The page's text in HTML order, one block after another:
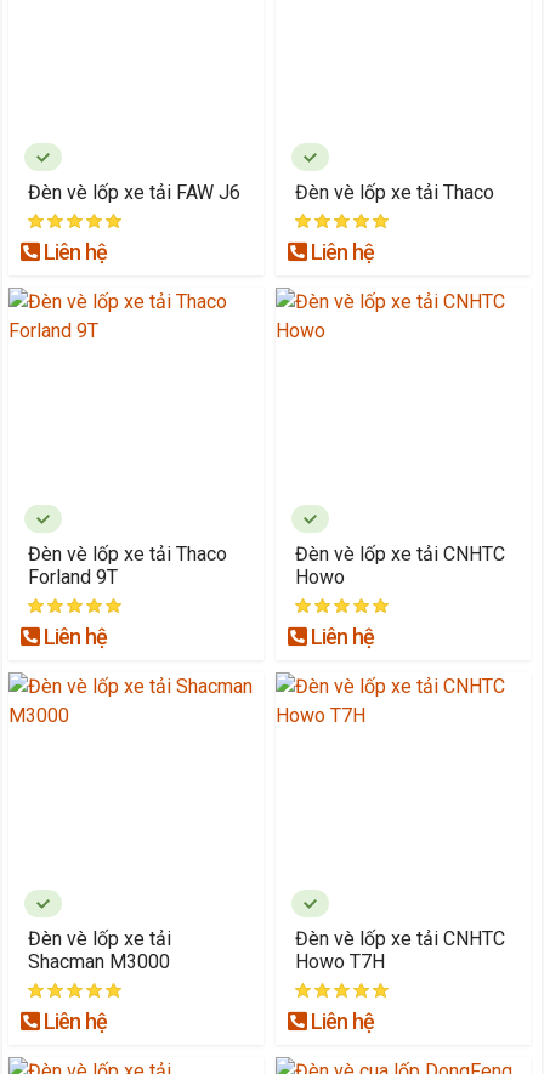
Đèn vè lốp xe tải FAW J6
Liên hệ
Đèn vè lốp xe tải Thaco
Liên hệ
Đèn vè lốp xe tải Thaco
Forland 9T
Liên hệ
Đèn vè lốp xe tải CNHTC
Howo
Liên hệ
Đèn vè lốp xe tải
Shacman M3000
Liên hệ
Đèn vè lốp xe tải CNHTC
Howo T7H
Liên hệ